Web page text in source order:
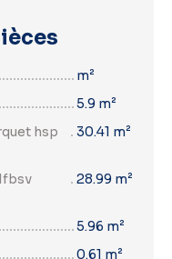
m²
5.9 m²
hsp
30.41 m²
28.99 m²
5.96 m²
0.61 m²